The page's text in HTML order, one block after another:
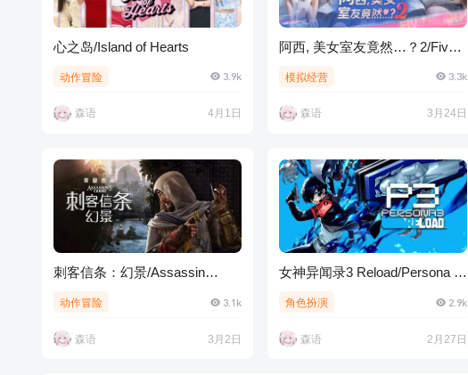
心之岛/Island of Hearts
动作冒险 3.9k
森语 4月1日
阿西, 美女室友竟然…？2/Five
season2
模拟经营 3.3k
森语 3月24日
刺客信条：幻景/Assassin
动作冒险 3.1k
森语 3月2日
女神异闻录3 Reload/Persona 3
角色扮演 2.9k
森语 2月27日